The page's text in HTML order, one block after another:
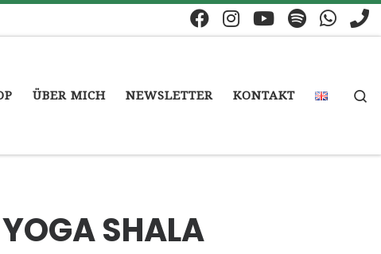
ÜBER MICH NEWSLETTER KONTAKT
SHALA